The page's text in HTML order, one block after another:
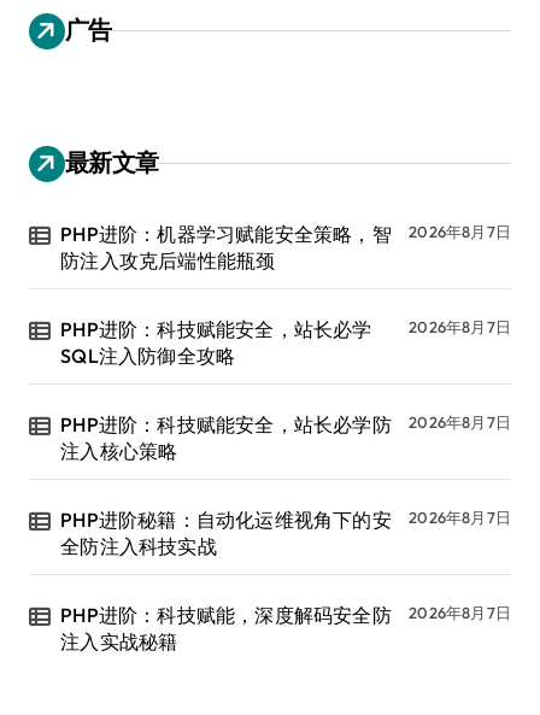
广告
最新文章
PHP进阶：机器学习赋能安全策略，智
防注入攻克后端性能瓶颈
2026年8月7日
PHP进阶：科技赋能安全，站长必学
SQL注入防御全攻略
2026年8月7日
PHP进阶：科技赋能安全，站长必学防
注入核心策略
2026年8月7日
PHP进阶秘籍：自动化运维视角下的安
全防注入科技实战
2026年8月7日
PHP进阶：科技赋能，深度解码安全防
注入实战秘籍
2026年8月7日